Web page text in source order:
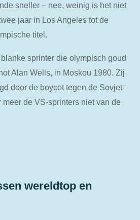
sneller – nee, weinig is het niet
jaar in Los Angeles tot de
titel.
sprinter die olympisch goud
Alan Wells, in Moskou 1980. Zij
door de boycot tegen de Sovjet-
de VS-sprinters niet van de
wereldtop en